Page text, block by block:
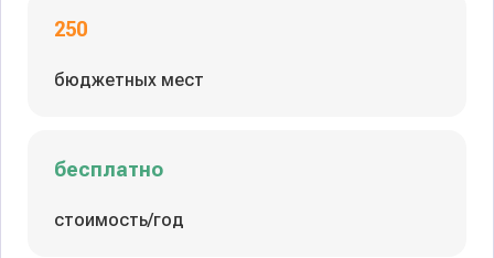
250
бюджетных мест
бесплатно
стоимость/год